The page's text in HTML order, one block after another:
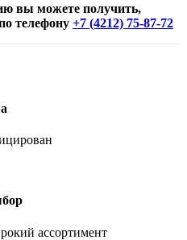
вы можете получить,
телефону +7 (4212) 75-87-72
ассортимент